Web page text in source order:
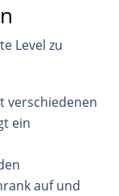
Level zu
verschiedenen
ein
auf und